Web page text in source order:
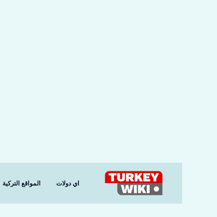
اي دولات المواقع التركية